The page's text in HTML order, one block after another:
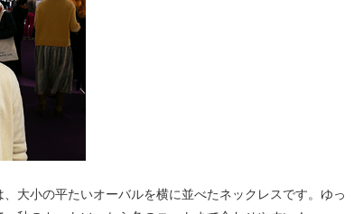
大小の平たいオーバルを横に並べたネックレスです。ゆっ